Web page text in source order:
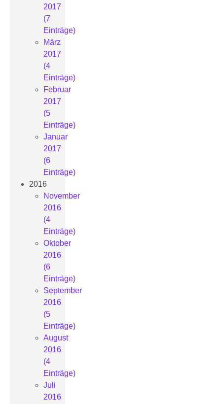
2017
(7
Einträge)
März
2017
(4
Einträge)
Februar
2017
(5
Einträge)
Januar
2017
(6
Einträge)
2016
November
2016
(4
Einträge)
Oktober
2016
(6
Einträge)
September
2016
(5
Einträge)
August
2016
(4
Einträge)
Juli
2016